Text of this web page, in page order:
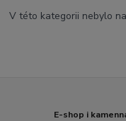
V této kategorii nebylo
E-shop i